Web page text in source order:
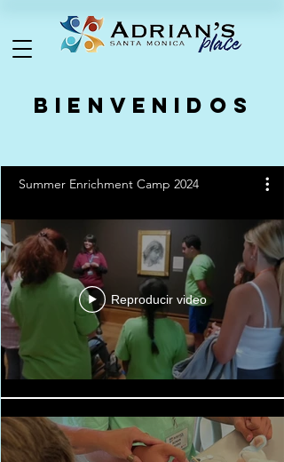
Bienvenidos
Summer Enrichment Camp 2024
Reproducir video